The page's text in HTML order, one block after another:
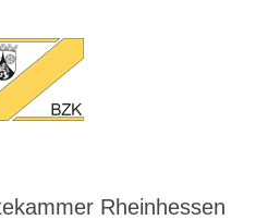
Rheinhessen